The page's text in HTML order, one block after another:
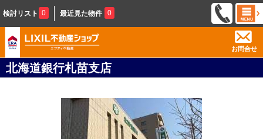
検討リスト 0 最近見た物件 0
お問合せ
北海道銀行札苗支店